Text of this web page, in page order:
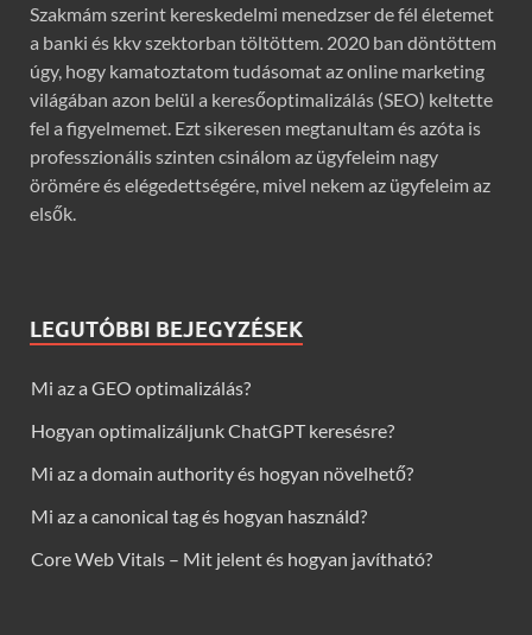
Szakmám szerint kereskedelmi menedzser de fél életemet
a banki és kkv szektorban töltöttem. 2020 ban döntöttem
úgy, hogy kamatoztatom tudásomat az online marketing
világában azon belül a keresőoptimalizálás (SEO) keltette
fel a figyelmemet. Ezt sikeresen megtanultam és azóta is
professzionális szinten csinálom az ügyfeleim nagy
örömére és elégedettségére, mivel nekem az ügyfeleim az
elsők.
LEGUTÓBBI BEJEGYZÉSEK
Mi az a GEO optimalizálás?
Hogyan optimalizáljunk ChatGPT keresésre?
Mi az a domain authority és hogyan növelhető?
Mi az a canonical tag és hogyan használd?
Core Web Vitals – Mit jelent és hogyan javítható?